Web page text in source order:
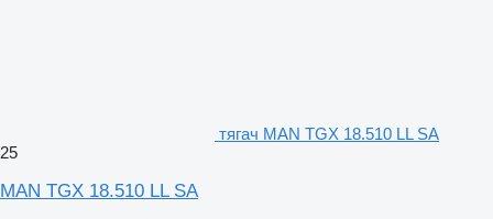
тягач MAN TGX 18.510 LL SA
25
MAN TGX 18.510 LL SA